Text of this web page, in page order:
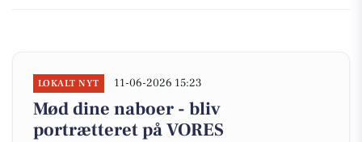
LOKALT NYT 11-06-2026 15:23
Mød dine naboer - bliv
portrætteret på VORES